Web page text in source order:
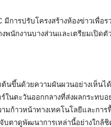
มีการปรับโครงสร้างห้องข่าวเพื่
งพนักงานบางส่วนและเตรียมเปิด
ต้นขึ้นด้วยความผันผวนอย่างเห็นไ
ในตะวันออกกลางที่ส่งผลกระทบ
ามก้าวหน้าทางเทคโนโลยีและกา
บตาดูพัฒนาการเหล่านี้อย่างใกล้